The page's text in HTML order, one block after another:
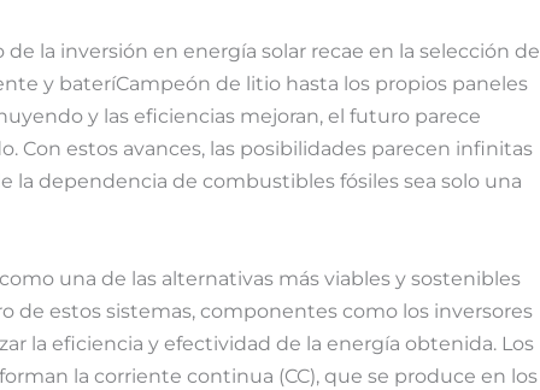
la inversión en energía solar recae en la selección de
y bateríCampeón de litio hasta los propios paneles
y las eficiencias mejoran, el futuro parece
Con estos avances, las posibilidades parecen infinitas
dependencia de combustibles fósiles sea solo una
una de las alternativas más viables y sostenibles
de estos sistemas, componentes como los inversores
la eficiencia y efectividad de la energía obtenida. Los
la corriente continua (CC), que se produce en los